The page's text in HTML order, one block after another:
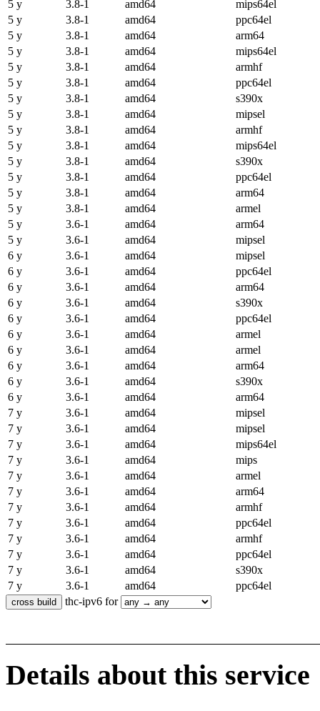
5 y
3.8-1 amd64
mips64el
5 y
3.8-1 amd64
ppc64el
5 y
3.8-1 amd64
arm64
5 y
3.8-1 amd64
mips64el
5 y
3.8-1 amd64
armhf
5 y
3.8-1 amd64
ppc64el
5 y
3.8-1 amd64
s390x
5 y
3.8-1 amd64
mipsel
5 y
3.8-1 amd64
armhf
5 y
3.8-1 amd64
mips64el
5 y
3.8-1 amd64
s390x
5 y
3.8-1 amd64
ppc64el
5 y
3.8-1 amd64
arm64
5 y
3.8-1 amd64
armel
5 y
3.6-1 amd64
arm64
5 y
3.6-1 amd64
mipsel
6 y
3.6-1 amd64
mipsel
6 y
3.6-1 amd64
ppc64el
6 y
3.6-1 amd64
arm64
6 y
3.6-1 amd64
s390x
6 y
3.6-1 amd64
ppc64el
6 y
3.6-1 amd64
armel
6 y
3.6-1 amd64
armel
6 y
3.6-1 amd64
arm64
6 y
3.6-1 amd64
s390x
6 y
3.6-1 amd64
arm64
7 y
3.6-1 amd64
mipsel
7 y
3.6-1 amd64
mipsel
7 y
3.6-1 amd64
mips64el
7 y
3.6-1 amd64
mips
7 y
3.6-1 amd64
armel
7 y
3.6-1 amd64
arm64
7 y
3.6-1 amd64
armhf
7 y
3.6-1 amd64
ppc64el
7 y
3.6-1 amd64
armhf
7 y
3.6-1 amd64
ppc64el
7 y
3.6-1 amd64
s390x
7 y
3.6-1 amd64
ppc64el
thc-ipv6 for
Details about this service